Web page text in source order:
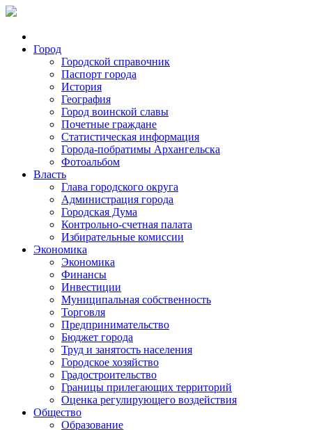
Город
Городской справочник
Паспорт города
История
География
Город воинской славы
Почетные граждане
Статистическая информация
Города-побратимы Архангельска
Фотоальбом
Власть
Глава городского округа
Администрация города
Городская Дума
Контрольно-счетная палата
Избирательные комиссии
Экономика
Экономика
Финансы
Инвестиции
Муниципальная собственность
Торговля
Предпринимательство
Бюджет города
Труд и занятость населения
Городское хозяйство
Градостроительство
Границы прилегающих территорий
Оценка регулирующего воздействия
Общество
Образование